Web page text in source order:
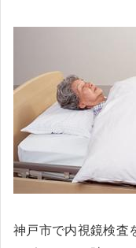
神戸市で内視鏡検査